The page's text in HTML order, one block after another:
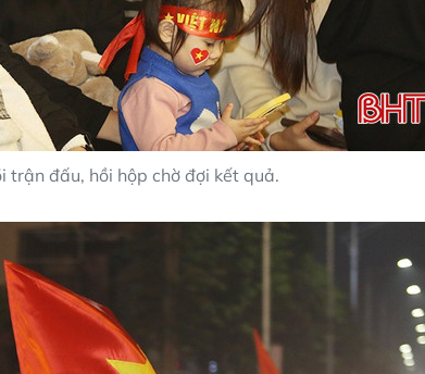
trận đấu, hồi hộp chờ đợi kết quả.